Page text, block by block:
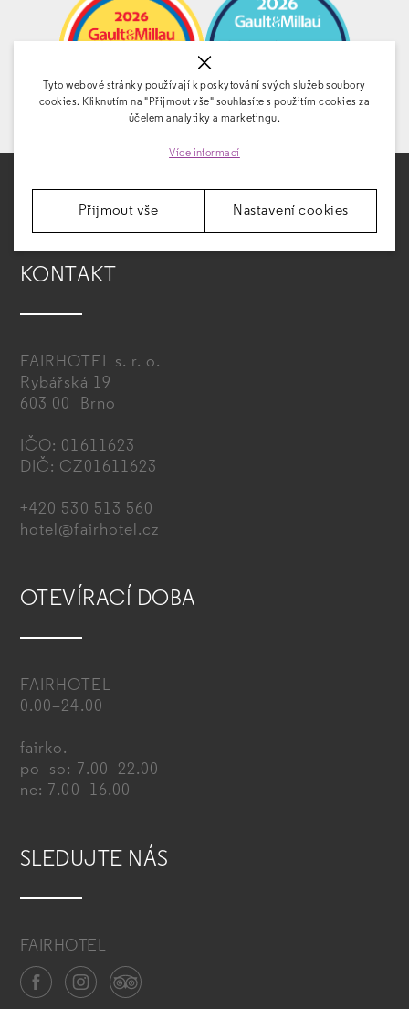
KONTAKT
FAIRHOTEL s. r. o.
Rybářská 19
603 00 Brno
IČO: 01611623
DIČ: CZ01611623
+420 530 513 560
hotel@fairhotel.cz
OTEVÍRACÍ DOBA
FAIRHOTEL
0.00–24.00
fairko.
po–so: 7.00–22.00
ne: 7.00–16.00
SLEDUJTE NÁS
FAIRHOTEL
Tyto webové stránky používají k poskytování svých služeb soubory
cookies. Kliknutím na "Přijmout vše" souhlasíte s použitím cookies za
účelem analytiky a marketingu.
Více informací
Přijmout vše Nastavení cookies